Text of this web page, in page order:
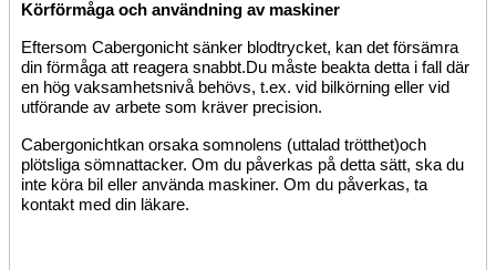
Körförmåga och användning av maskiner
Eftersom Cabergonicht sänker blodtrycket, kan det försämra
din förmåga att reagera snabbt.Du måste beakta detta i fall där
en hög vaksamhetsnivå behövs, t.ex. vid bilkörning eller vid
utförande av arbete som kräver precision.
Cabergonichtkan orsaka somnolens (uttalad trötthet)och
plötsliga sömnattacker. Om du påverkas på detta sätt, ska du
inte köra bil eller använda maskiner. Om du påverkas, ta
kontakt med din läkare.